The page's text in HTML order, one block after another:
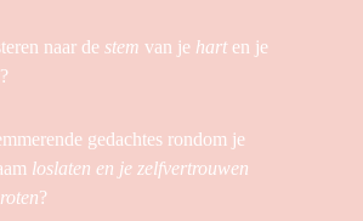
naar destem van je harten je
?
gedachtes rondom je
loslaten en je zelfvertrouwen
?